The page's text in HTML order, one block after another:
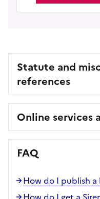
Statute and
references
Online services
FAQ
How do I publish a